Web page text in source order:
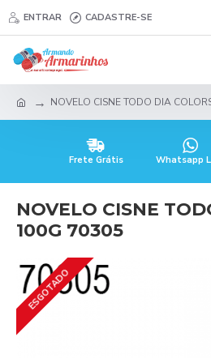
ENTRAR CADASTRE-SE
NOVELO CISNE TODO DIA
Frete Grátis Whatsapp
NOVELO CISNE
100G 70305
ESGOTADO